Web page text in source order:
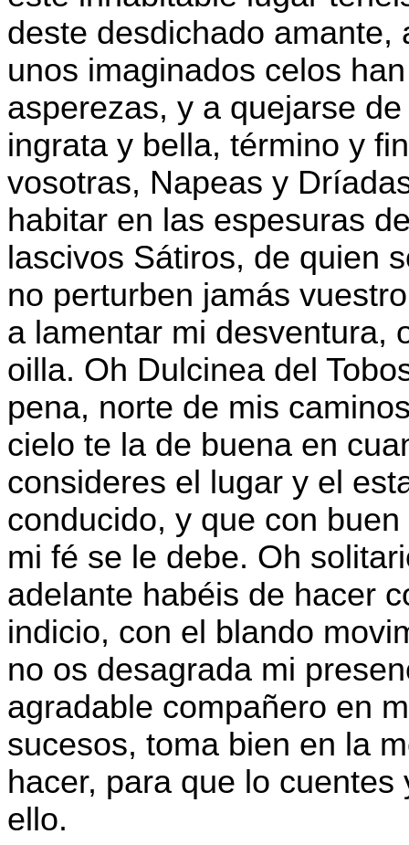
deste desdichado
unos imaginados celos
asperezas, y a quejarse
ingrata y bella, término y
vosotras, Napeas y
habitar en las espesuras
lascivos Sátiros, de quien
no perturben jamás
a lamentar mi desventura,
oilla. Oh Dulcinea del
pena, norte de mis
cielo te la de buena en
consideres el lugar y el
conducido, y que con
mi fé se le debe. Oh
adelante habéis de hacer
indicio, con el blando
no os desagrada mi
agradable compañero en
sucesos, toma bien en la
hacer, para que lo
ello.